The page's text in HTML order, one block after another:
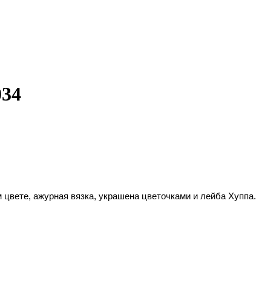
ажурная вязка, украшена цветочками и лейба Хуппа.